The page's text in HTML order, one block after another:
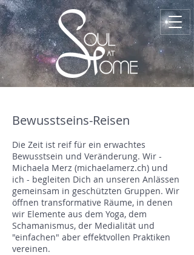
Bewusstseins-Reisen
Die Zeit ist reif für ein erwachtes
Bewusstsein und Veränderung. Wir -
Michaela Merz (michaelamerz.ch) und
ich - begleiten Dich an unseren Anlässen
gemeinsam in geschützten Gruppen. Wir
öffnen transformative Räume, in denen
wir Elemente aus dem Yoga, dem
Schamanismus, der Medialität und
"einfachen" aber effektvollen Praktiken
vereinen.